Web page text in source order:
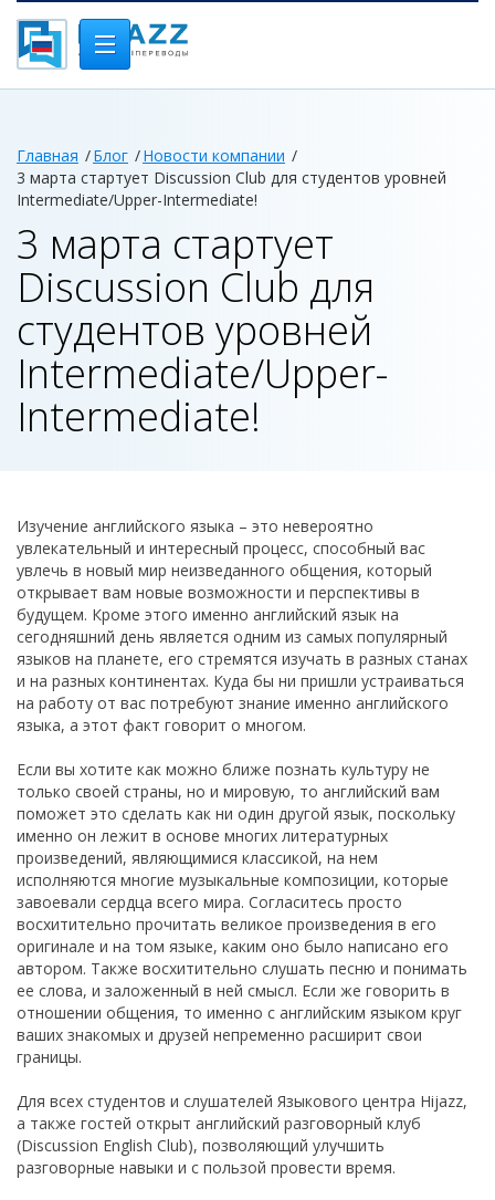
Главная Блог
Новости компании
3 марта стартует Discussion Club для студентов уровней
Intermediate/Upper-Intermediate!
3 марта стартует
Discussion Club для
студентов уровней
Intermediate/Upper-
Intermediate!
Изучение английского языка – это невероятно
увлекательный и интересный процесс, способный вас
увлечь в новый мир неизведанного общения, который
открывает вам новые возможности и перспективы в
будущем. Кроме этого именно английский язык на
сегодняшний день является одним из самых популярный
языков на планете, его стремятся изучать в разных станах
и на разных континентах. Куда бы ни пришли устраиваться
на работу от вас потребуют знание именно английского
языка, а этот факт говорит о многом.
Если вы хотите как можно ближе познать культуру не
только своей страны, но и мировую, то английский вам
поможет это сделать как ни один другой язык, поскольку
именно он лежит в основе многих литературных
произведений, являющимися классикой, на нем
исполняются многие музыкальные композиции, которые
завоевали сердца всего мира. Согласитесь просто
восхитительно прочитать великое произведения в его
оригинале и на том языке, каким оно было написано его
автором. Также восхитительно слушать песню и понимать
ее слова, и заложенный в ней смысл. Если же говорить в
отношении общения, то именно с английским языком круг
ваших знакомых и друзей непременно расширит свои
границы.
Для всех студентов и слушателей Языкового центра Hijazz,
а также гостей открыт английский разговорный клуб
(Discussion English Club), позволяющий улучшить
разговорные навыки и с пользой провести время.